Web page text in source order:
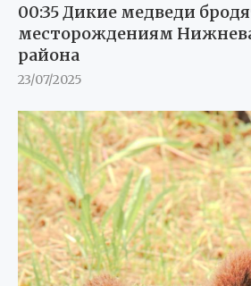
00:35 Дикие медведи
месторождениям
района
23/07/2025